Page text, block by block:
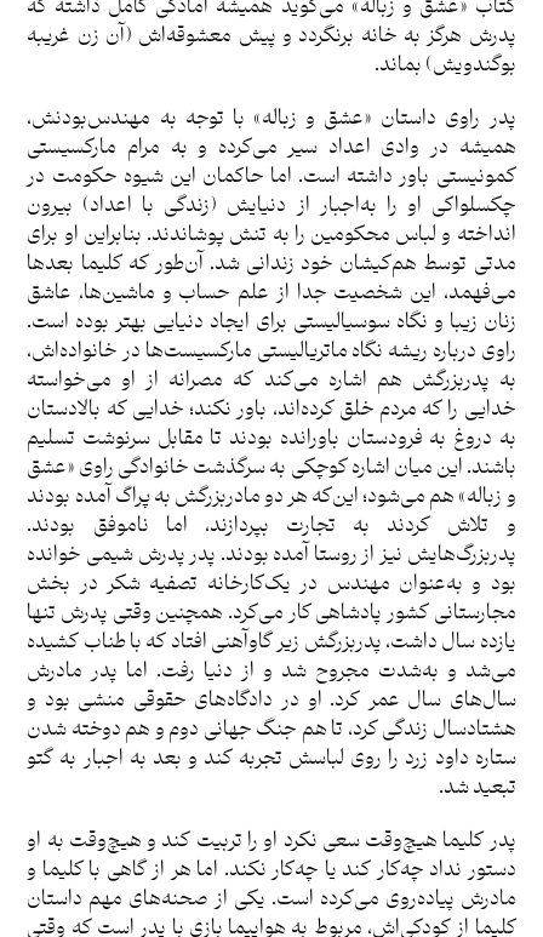
کتاب «عشق و زباله» می‌گوید همیشه آمادگی کامل داشته که
پدرش هرگز به خانه برنگردد و پیش معشوقه‌اش (آن زن غریبه
بوگندویش) بماند.
پدر راوی داستان «عشق و زباله» با توجه به مهندس‌بودنش،
همیشه در وادی اعداد سیر می‌کرده و به مرام مارکسیستی
کمونیستی باور داشته است. اما حاکمان این شیوه حکومت در
چکسلواکی او را به‌اجبار از دنیایش (زندگی با اعداد) بیرون
انداخته و لباس محکومین را به تنش پوشاندند. بنابراین او برای
مدتی توسط هم‌کیشان خود زندانی شد. آن‌طور که کلیما بعدها
می‌فهمد، این شخصیت جدا از علم حساب و ماشین‌ها، عاشق
زنان زیبا و نگاه سوسیالیستی برای ایجاد دنیایی بهتر بوده است.
راوی درباره ریشه نگاه ماتریالیستی مارکسیست‌ها در خانواده‌اش،
به پدربزرگش هم اشاره می‌کند که مصرانه از او می‌خواسته
خدایی را که مردم خلق کرده‌اند، باور نکند؛ خدایی که بالادستان
به دروغ به فرودستان باورانده بودند تا مقابل سرنوشت تسلیم
باشند. این میان اشاره کوچکی به سرگذشت خانوادگی راوی «عشق
و زباله» هم می‌شود؛ این‌که هر دو مادربزرگش به پراگ آمده بودند
و تلاش کردند به تجارت بپردازند، اما ناموفق بودند.
پدربزرگ‌هایش نیز از روستا آمده بودند. پدر پدرش شیمی خوانده
بود و به‌عنوان مهندس در یک‌کارخانه تصفیه شکر در بخش
مجارستانی کشور پادشاهی کار می‌کرد. همچنین وقتی پدرش تنها
یازده سال داشت، پدربزرگش زیر گاوآهنی افتاد که با طناب کشیده
می‌شد و به‌شدت مجروح شد و از دنیا رفت. اما پدر مادرش
سال‌های سال عمر کرد. او در دادگاه‌های حقوقی منشی بود و
هشتادسال زندگی کرد، تا هم جنگ جهانی دوم و هم دوخته شدن
ستاره داود زرد را روی لباسش تجربه کند و بعد به اجبار به گتو
تبعید شد.
پدر کلیما هیچ‌وقت سعی نکرد او را تربیت کند و هیچ‌وقت به او
دستور نداد چه‌کار کند یا چه‌کار نکند. اما هر از گاهی با کلیما و
مادرش پیاده‌روی می‌کرده است. یکی از صحنه‌های مهم داستان
کلیما از کودکی‌اش، مربوط به هواپیما بازی با پدر است که وقتی